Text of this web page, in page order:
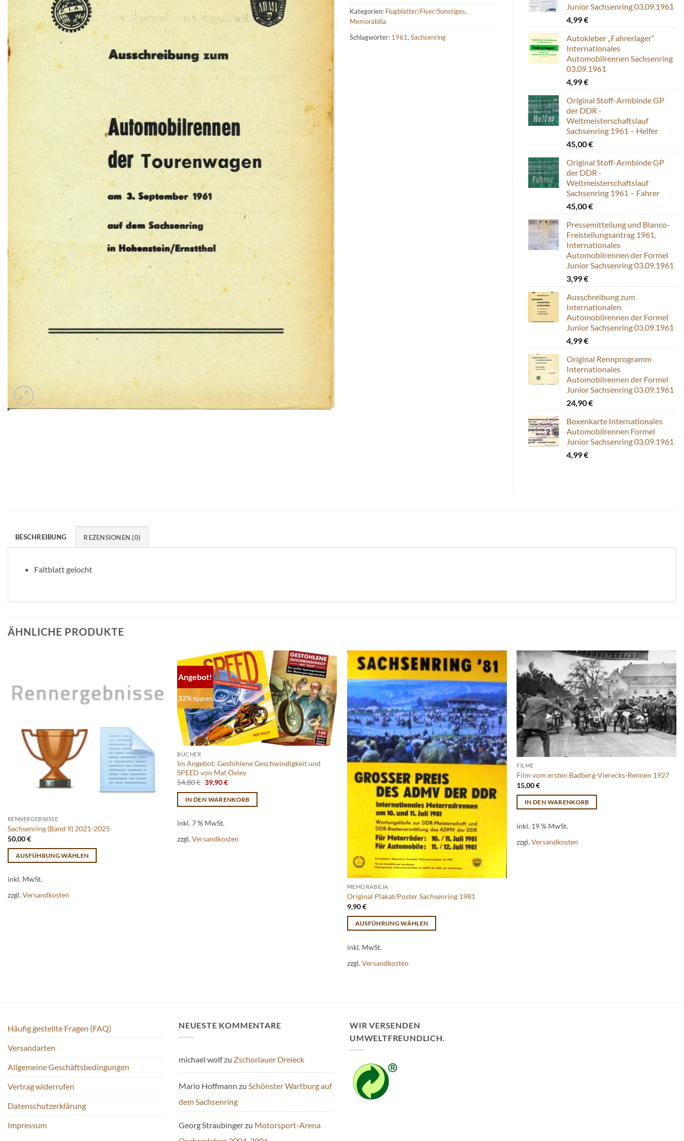
Kategorien: Flugblätter/Flyer/Sonstiges,
Memorabilia
Schlagwörter: 1961, Sachsenring
Junior Sachsenring 03.09.1961
4,99€
Autokleber „Fahrerlager“
Internationales
Automobilrennen Sachsenring
03.09.1961
4,99€
Original Stoff-Armbinde GP
der DDR -
Weltmeisterschaftslauf
Sachsenring 1961 – Helfer
45,00€
Original Stoff-Armbinde GP
der DDR -
Weltmeisterschaftslauf
Sachsenring 1961 – Fahrer
45,00€
Pressemitteilung und Blanco-
Freistellungsantrag 1961,
Internationales
Automobilrennen der Formel
Junior Sachsenring 03.09.1961
3,99€
Ausschreibung zum
Internationalen
Automobilrennen der Formel
Junior Sachsenring 03.09.1961
4,99€
Original Rennprogramm
Internationales
Automobilrennen der Formel
Junior Sachsenring 03.09.1961
24,90€
Boxenkarte Internationales
Automobilrennen Formel
Junior Sachsenring 03.09.1961
4,99€
BESCHREIBUNG REZENSIONEN (0)
Faltblatt gelocht
ÄHNLICHE PRODUKTE
RENNERGEBNISSE
Sachsenring (Band 9) 2021-2025
50,00€
AUSFÜHRUNG WÄHLEN
Produkt
weist
inkl. MwSt.
zzgl.Versandkosten
Angebot!
32% sparen
BÜCHER
Im Angebot: Gestohlene Geschwindigkeit und
SPEED von Mat Oxley
54,80€ Ursprünglicher
Preis
war:
54,80 €
39,90€Aktueller
ist:
39,90 €.
IN DEN WARENKORB
inkl. 7 % MwSt.
zzgl.Versandkosten
MEMORABILIA
Original Plakat/Poster Sachsenring 1981
9,90€
AUSFÜHRUNG WÄHLEN
Produkt
weist
können
auf
der
Produktseite
gewählt
werden
inkl. MwSt.
zzgl.Versandkosten
FILME
Film vom ersten Badberg-Vierecks-Rennen 1927
15,00€
IN DEN WARENKORB
inkl. 19 % MwSt.
zzgl.Versandkosten
Häufig gestellte Fragen (FAQ)
Versandarten
Allgemeine Geschäftsbedingungen
Vertrag widerrufen
Datenschutzerklärung
Impressum
NEUESTE KOMMENTARE
michael wolfzu Zschorlauer Dreieck
Mario Hoffmann zu Schönster Wartburg auf
dem Sachsenring
Georg Straubingerzu Motorsport-Arena
WIR VERSENDEN
UMWELTFREUNDLICH.